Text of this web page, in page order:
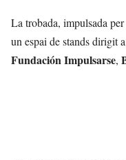
La trobada, impulsada
un espai de stands dirigit
Fundación Impulsarse,